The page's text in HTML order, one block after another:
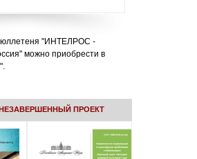
"ИНТЕЛРОС -
можно приобрести в
ПРОЕКТ